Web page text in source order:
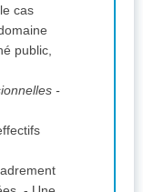
cas
public,
-